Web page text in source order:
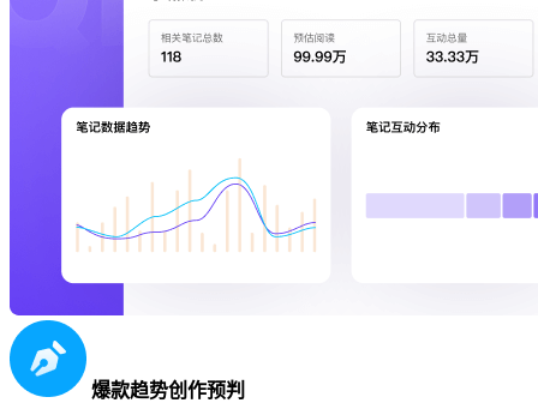
爆款趋势创作预判